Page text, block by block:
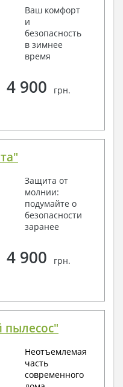
Ваш комфорт
и
безопасность
в зимнее
время
4 900 грн.
Защита от
молнии:
подумайте о
безопасности
заранее
4 900 грн.
пылесос"
Неотъемлемая
часть
современного